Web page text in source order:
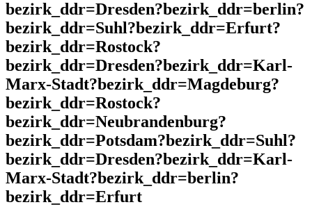
bezirk_ddr=Dresden?bezirk_ddr=berlin?
bezirk_ddr=Suhl?bezirk_ddr=Erfurt?
bezirk_ddr=Rostock?
bezirk_ddr=Dresden?bezirk_ddr=Karl-
Marx-Stadt?bezirk_ddr=Magdeburg?
bezirk_ddr=Rostock?
bezirk_ddr=Neubrandenburg?
bezirk_ddr=Potsdam?bezirk_ddr=Suhl?
bezirk_ddr=Dresden?bezirk_ddr=Karl-
Marx-Stadt?bezirk_ddr=berlin?
bezirk_ddr=Erfurt